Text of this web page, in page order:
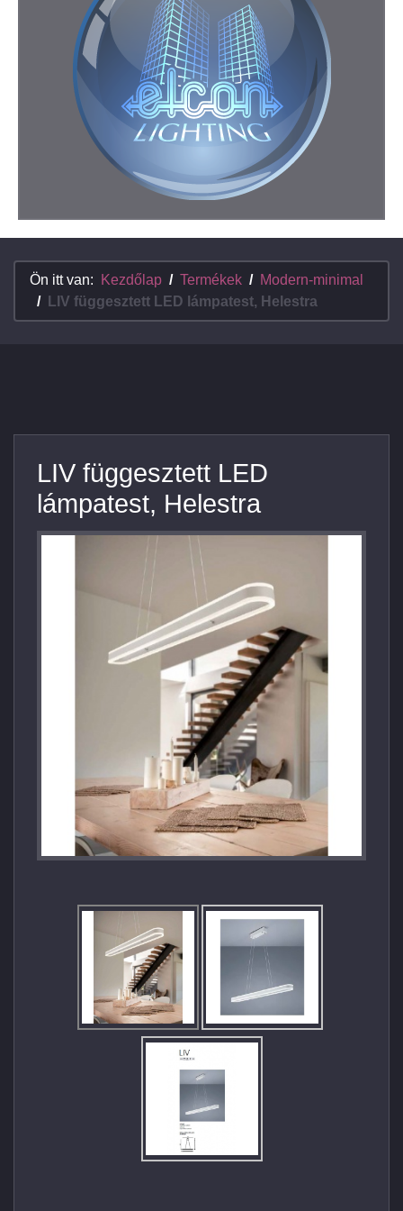
Ön itt van: Kezdőlap Termékek
Modern-minimal
LIV függesztett LED lámpatest, Helestra
LIV függesztett LED
lámpatest, Helestra